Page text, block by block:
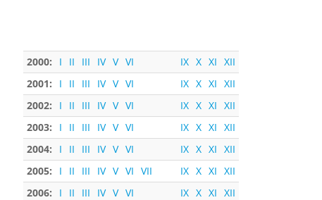
2000: I II III IV V VI IX X XI XII
2001:
I II III IV V VI IX X XI XII
2002:
I II III IV V VI IX X XI XII
2003:
I II III IV V VI IX X XI XII
2004:
I II III IV V VI IX X XI XII
2005:
I II III IV V VI VII IX X XI XII
2006:
I II III IV V VI IX X XI XII